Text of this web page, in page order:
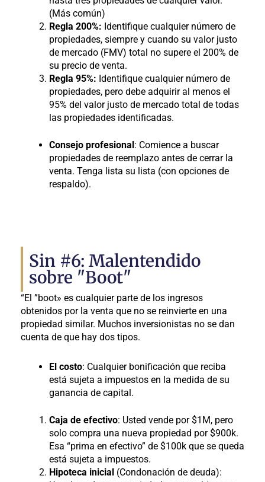
(Más común)
Regla 200%: Identifique cualquier número de
propiedades, siempre y cuando su valor justo
de mercado (FMV) total no supere el 200% de
su precio de venta.
Regla 95%: Identifique cualquier número de
propiedades, pero debe adquirir al menos el
95% del valor justo de mercado total de todas
las propiedades identificadas.
Consejo profesional: Comience a buscar
propiedades de reemplazo antes de cerrar la
venta. Tenga lista su lista (con opciones de
respaldo).
Sin #6: Malentendido
sobre "Boot"
“El ”boot» es cualquier parte de los ingresos
obtenidos por la venta que no se reinvierte en una
propiedad similar. Muchos inversionistas no se dan
cuenta de que hay dos tipos.
El costo: Cualquier bonificación que reciba
está sujeta a impuestos en la medida de su
ganancia de capital.
Caja de efectivo: Usted vende por $1M, pero
solo compra una nueva propiedad por $900k.
Esa “prima en efectivo” de $100k que se queda
está sujeta a impuestos.
Hipoteca inicial (Condonación de deuda):